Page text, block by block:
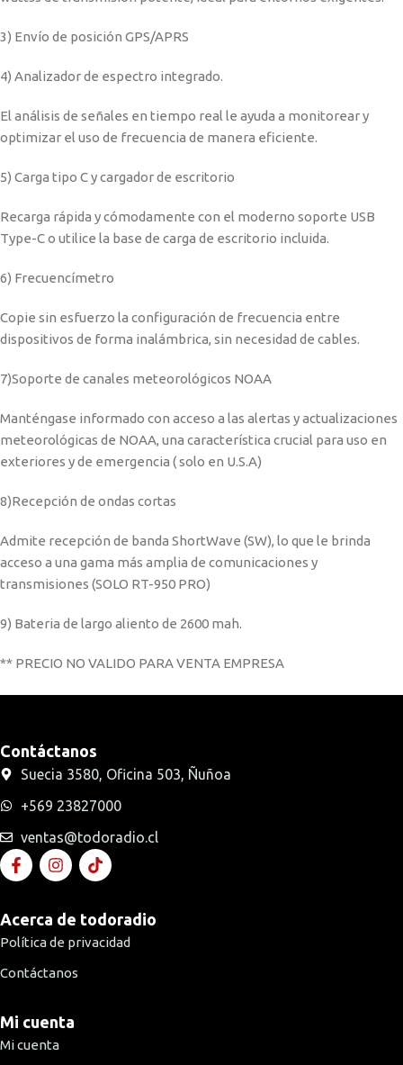
3) Envío de posición GPS/APRS
4) Analizador de espectro integrado.
El análisis de señales en tiempo real le ayuda a monitorear y
optimizar el uso de frecuencia de manera eficiente.
5) Carga tipo C y cargador de escritorio
Recarga rápida y cómodamente con el moderno soporte USB
Type-C o utilice la base de carga de escritorio incluida.
6) Frecuencímetro
Copie sin esfuerzo la configuración de frecuencia entre
dispositivos de forma inalámbrica, sin necesidad de cables.
7)Soporte de canales meteorológicos NOAA
Manténgase informado con acceso a las alertas y actualizaciones
meteorológicas de NOAA, una característica crucial para uso en
exteriores y de emergencia ( solo en U.S.A)
8)Recepción de ondas cortas
Admite recepción de banda ShortWave (SW), lo que le brinda
acceso a una gama más amplia de comunicaciones y
transmisiones (SOLO RT-950 PRO)
9) Bateria de largo aliento de 2600 mah.
** PRECIO NO VALIDO PARA VENTA EMPRESA
Contáctanos
Suecia 3580, Oficina 503, Ñuñoa
+569 23827000
ventas@todoradio.cl
Acerca de todoradio
Política de privacidad
Contáctanos
Mi cuenta
Mi cuenta